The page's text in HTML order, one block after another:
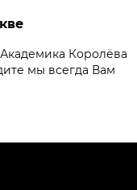
Королёва
мы всегда Вам